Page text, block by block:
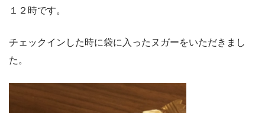
１２時です。
チェックインした時に袋に入ったヌガーをいただきまし
た。